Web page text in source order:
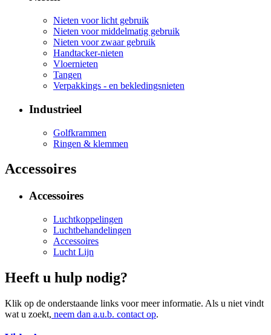
Nieten voor licht gebruik
Nieten voor middelmatig gebruik
Nieten voor zwaar gebruik
Handtacker-nieten
Vloernieten
Tangen
Verpakkings - en bekledingsnieten
Industrieel
Golfkrammen
Ringen & klemmen
Accessoires
Accessoires
Luchtkoppelingen
Luchtbehandelingen
Accessoires
Lucht Lijn
Heeft u hulp nodig?
Klik op de onderstaande links voor meer informatie. Als u niet vindt
wat u zoekt, neem dan a.u.b. contact op.